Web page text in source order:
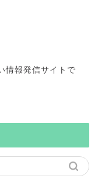
情報発信サイトで